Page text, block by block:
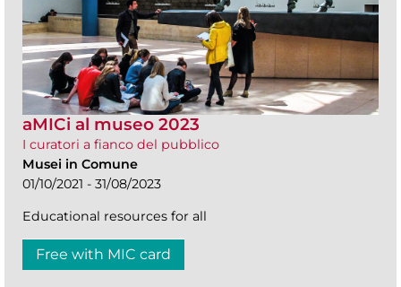
aMICi al museo 2023
I curatori a fianco del pubblico
Musei in Comune
01/10/2021 - 31/08/2023
Educational resources for all
Free with MIC card